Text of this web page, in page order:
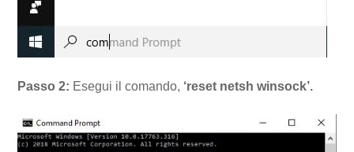
Passo 2: Esegui il comando, ‘reset netsh winsock’.